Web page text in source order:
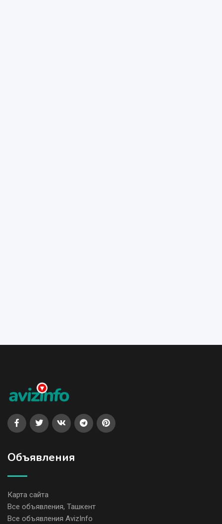
Объявления
Карта сайта
Все объявления, Ташкент
Все объявления AvizInfo